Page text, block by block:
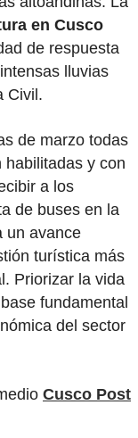
en Cusco
de respuesta
lluvias
Civil.
de marzo todas
habilitadas y con
a los
de buses en la
un avance
turística más
Priorizar la vida
fundamental
del sector
Cusco Post